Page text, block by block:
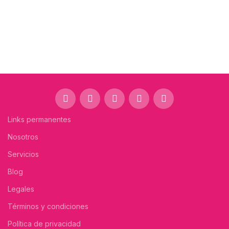
Links permanentes
Nosotros
Servicios
Blog
Legales
Términos y condiciones
Política de privacidad